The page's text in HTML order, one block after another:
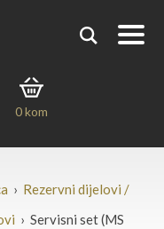
0kom
› Rezervni dijelovi /
› Servisni set (MS